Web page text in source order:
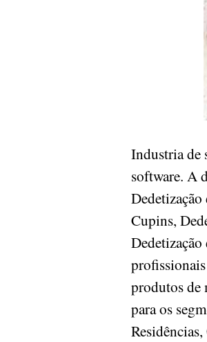
Industria de
software. A
Dedetização
Cupins,
produtos de
para os